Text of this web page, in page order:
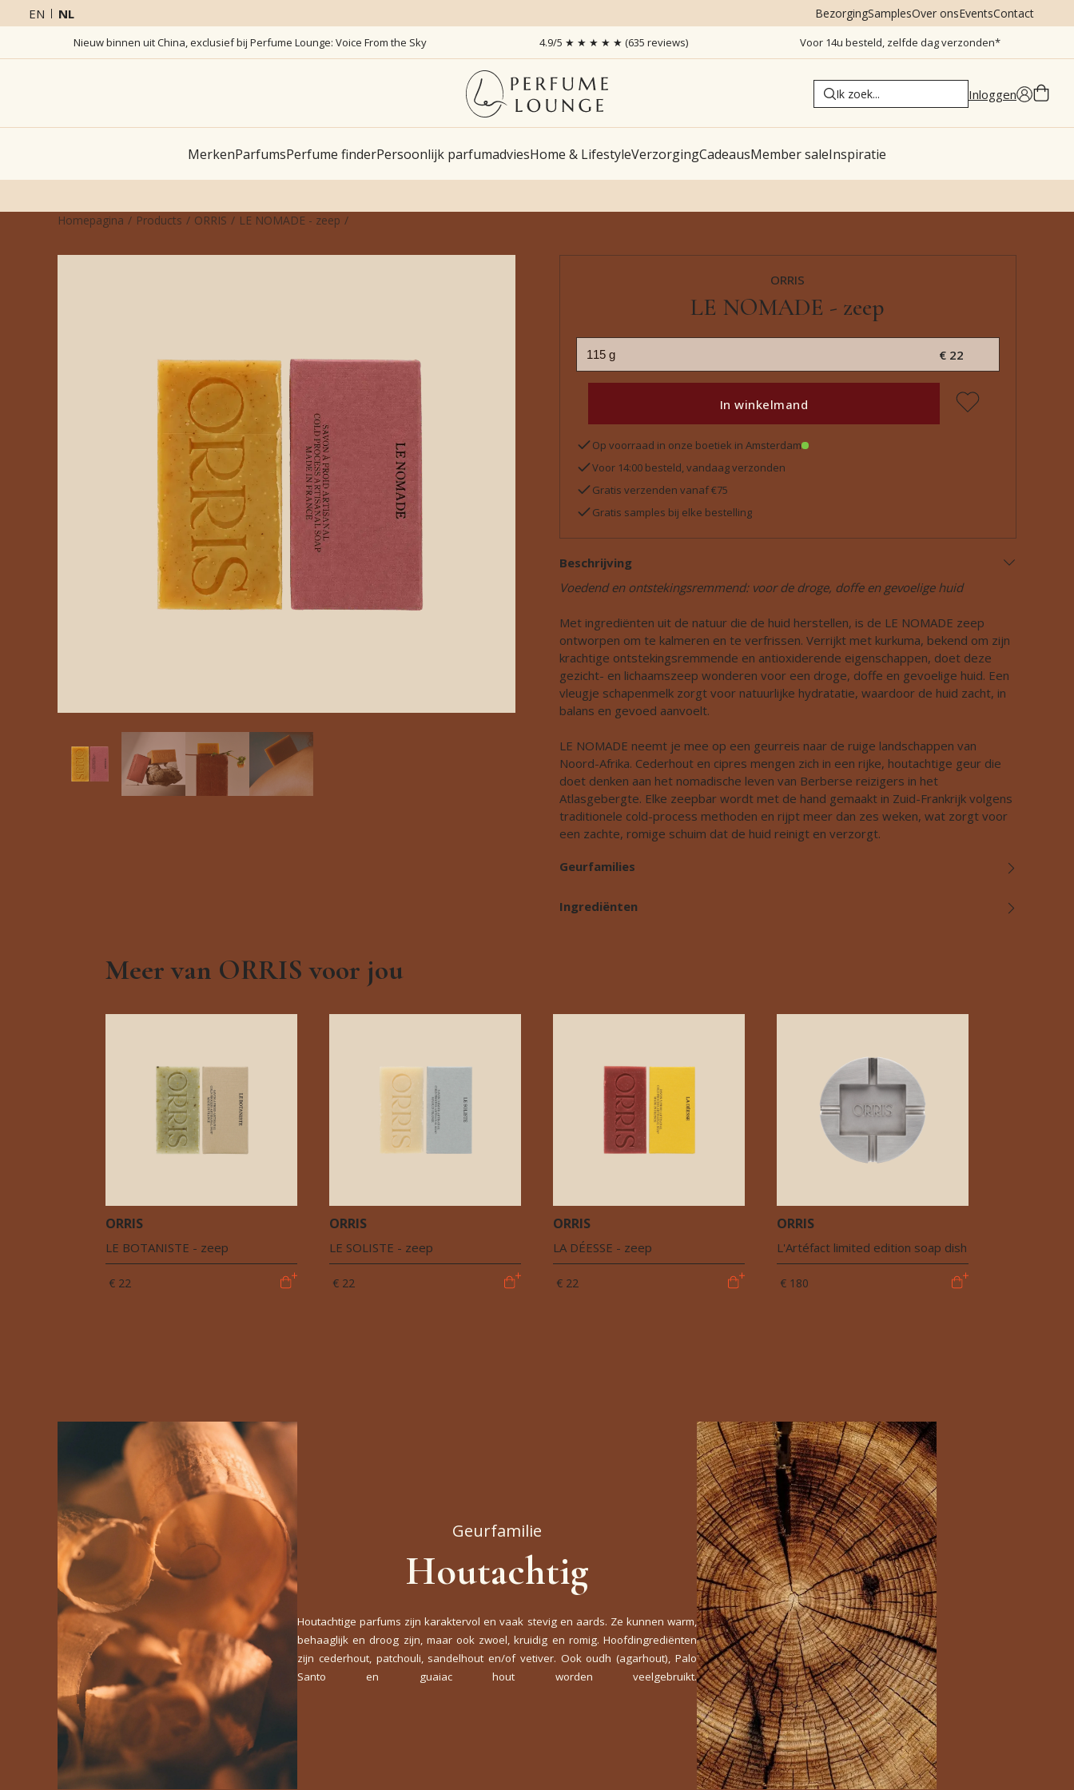
EN NL BezorgingSamplesOver onsEventsContact
Nieuw binnen uit China, exclusief bij Perfume Lounge: Voice From the Sky 4.9/5 ★ ★ ★ ★ ★ (635 reviews) Voor 14u besteld, zelfde dag verzonden*
Inloggen
MerkenParfumsPerfume finderPersoonlijk parfumadviesHome & LifestyleVerzorgingCadeausMember saleInspiratie
Homepagina Products ORRIS LE NOMADE - zeep
ORRIS
LE NOMADE - zeep
€ 22
In winkelmand
Op voorraad in onze boetiek in Amsterdam
Voor 14:00 besteld, vandaag verzonden
Gratis verzenden vanaf €75
Gratis samples bij elke bestelling
Beschrijving
Voedend en ontstekingsremmend: voor de droge, doffe en gevoelige huid
Met ingrediënten uit de natuur die de huid herstellen, is de LE NOMADE zeep
ontworpen om te kalmeren en te verfrissen. Verrijkt met kurkuma, bekend om zijn
krachtige ontstekingsremmende en antioxiderende eigenschappen, doet deze
gezicht- en lichaamszeep wonderen voor een droge, doffe en gevoelige huid. Een
vleugje schapenmelk zorgt voor natuurlijke hydratatie, waardoor de huid zacht, in
balans en gevoed aanvoelt.
LE NOMADE neemt je mee op een geurreis naar de ruige landschappen van
Noord-Afrika. Cederhout en cipres mengen zich in een rijke, houtachtige geur die
doet denken aan het nomadische leven van Berberse reizigers in het
Atlasgebergte. Elke zeepbar wordt met de hand gemaakt in Zuid-Frankrijk volgens
traditionele cold-process methoden en rijpt meer dan zes weken, wat zorgt voor
een zachte, romige schuim dat de huid reinigt en verzorgt.
Geurfamilies
Ingrediënten
Meer van ORRIS voor jou
ORRIS
LE BOTANISTE - zeep
€ 22
ORRIS
LE SOLISTE - zeep
€ 22
ORRIS
LA DÉESSE - zeep
€ 22
ORRIS
L'Artéfact limited edition soap dish
€ 180
Geurfamilie
Houtachtig
Houtachtige parfums zijn karaktervol en vaak stevig en aards. Ze kunnen warm,
behaaglijk en droog zijn, maar ook zwoel, kruidig en romig. Hoofdingrediënten
zijn cederhout, patchouli, sandelhout en/of vetiver. Ook oudh (agarhout), Palo
Santo en guaiac hout worden veelgebruikt.